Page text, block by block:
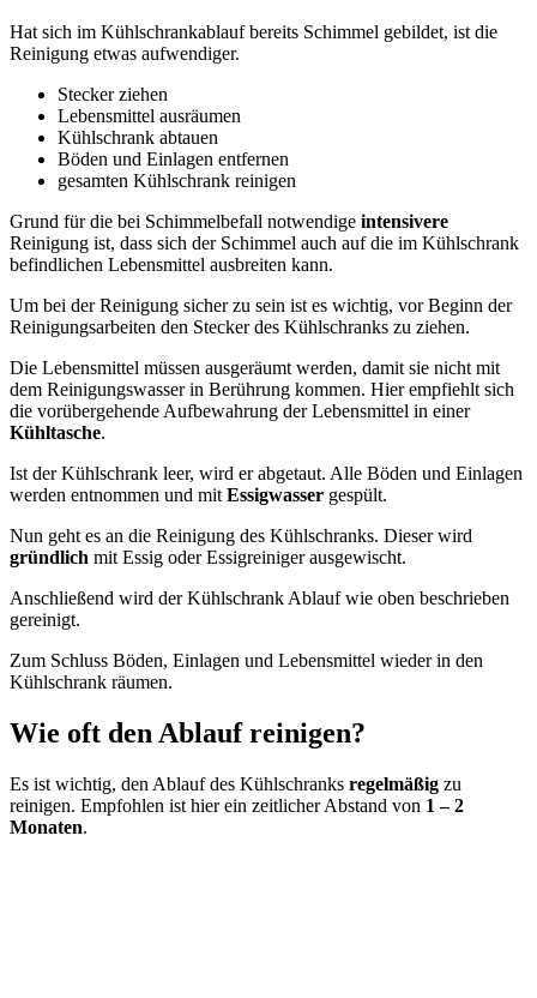
Hat sich im Kühlschrankablauf bereits Schimmel gebildet, ist die
Reinigung etwas aufwendiger.
Stecker ziehen
Lebensmittel ausräumen
Kühlschrank abtauen
Böden und Einlagen entfernen
gesamten Kühlschrank reinigen
Grund für die bei Schimmelbefall notwendige intensivere
Reinigung ist, dass sich der Schimmel auch auf die im Kühlschrank
befindlichen Lebensmittel ausbreiten kann.
Um bei der Reinigung sicher zu sein ist es wichtig, vor Beginn der
Reinigungsarbeiten den Stecker des Kühlschranks zu ziehen.
Die Lebensmittel müssen ausgeräumt werden, damit sie nicht mit
dem Reinigungswasser in Berührung kommen. Hier empfiehlt sich
die vorübergehende Aufbewahrung der Lebensmittel in einer
Kühltasche.
Ist der Kühlschrank leer, wird er abgetaut. Alle Böden und Einlagen
werden entnommen und mit Essigwasser gespült.
Nun geht es an die Reinigung des Kühlschranks. Dieser wird
gründlich mit Essig oder Essigreiniger ausgewischt.
Anschließend wird der Kühlschrank Ablauf wie oben beschrieben
gereinigt.
Zum Schluss Böden, Einlagen und Lebensmittel wieder in den
Kühlschrank räumen.
Wie oft den Ablauf reinigen?
Es ist wichtig, den Ablauf des Kühlschranks regelmäßig zu
reinigen. Empfohlen ist hier ein zeitlicher Abstand von 1 – 2
Monaten.